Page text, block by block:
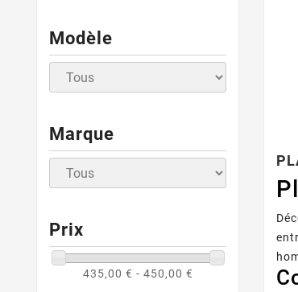
Modèle
Marque
Prix
435,00 € - 450,00 €